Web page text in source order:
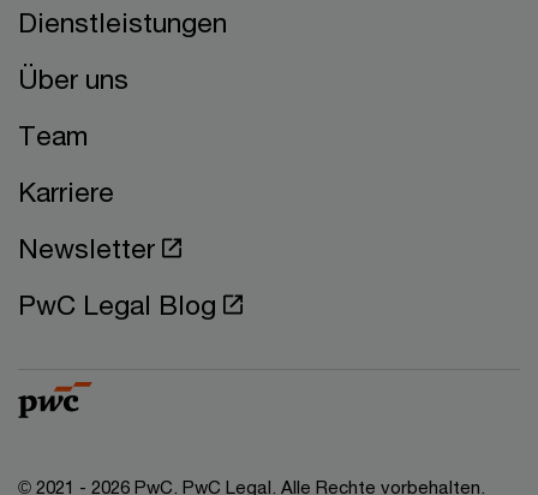
Dienstleistungen
Über uns
Team
Karriere
Newsletter
PwC Legal Blog
© 2021 - 2026 PwC. PwC Legal. Alle Rechte vorbehalten.